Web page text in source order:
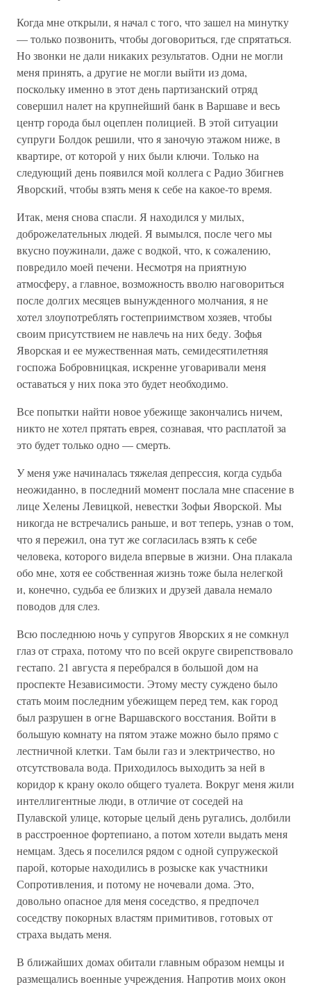
Когда мне открыли, я начал с того, что зашел на минутку
— только позвонить, чтобы договориться, где спрятаться.
Но звонки не дали никаких результатов. Одни не могли
меня принять, а другие не могли выйти из дома,
поскольку именно в этот день партизанский отряд
совершил налет на крупнейший банк в Варшаве и весь
центр города был оцеплен полицией. В этой ситуации
супруги Болдок решили, что я заночую этажом ниже, в
квартире, от которой у них были ключи. Только на
следующий день появился мой коллега с Радио Збигнев
Яворский, чтобы взять меня к себе на какое-то время.
Итак, меня снова спасли. Я находился у милых,
доброжелательных людей. Я вымылся, после чего мы
вкусно поужинали, даже с водкой, что, к сожалению,
повредило моей печени. Несмотря на приятную
атмосферу, а главное, возможность вволю наговориться
после долгих месяцев вынужденного молчания, я не
хотел злоупотреблять гостеприимством хозяев, чтобы
своим присутствием не навлечь на них беду. Зофья
Яворская и ее мужественная мать, семидесятилетняя
госпожа Бобровницкая, искренне уговаривали меня
оставаться у них пока это будет необходимо.
Все попытки найти новое убежище закончались ничем,
никто не хотел прятать еврея, сознавая, что расплатой за
это будет только одно — смерть.
У меня уже начиналась тяжелая депрессия, когда судьба
неожиданно, в последний момент послала мне спасение в
лице Хелены Левицкой, невестки Зофьи Яворской. Мы
никогда не встречались раньше, и вот теперь, узнав о том,
что я пережил, она тут же согласилась взять к себе
человека, которого видела впервые в жизни. Она плакала
обо мне, хотя ее собственная жизнь тоже была нелегкой
и, конечно, судьба ее близких и друзей давала немало
поводов для слез.
Всю последнюю ночь у супругов Яворских я не сомкнул
глаз от страха, потому что по всей округе свирепствовало
гестапо. 21 августа я перебрался в большой дом на
проспекте Независимости. Этому месту суждено было
стать моим последним убежищем перед тем, как город
был разрушен в огне Варшавского восстания. Войти в
большую комнату на пятом этаже можно было прямо с
лестничной клетки. Там были газ и электричество, но
отсутствовала вода. Приходилось выходить за ней в
коридор к крану около общего туалета. Вокруг меня жили
интеллигентные люди, в отличие от соседей на
Пулавской улице, которые целый день ругались, долбили
в расстроенное фортепиано, а потом хотели выдать меня
немцам. Здесь я поселился рядом с одной супружеской
парой, которые находились в розыске как участники
Сопротивления, и потому не ночевали дома. Это,
довольно опасное для меня соседство, я предпочел
соседству покорных властям примитивов, готовых от
страха выдать меня.
В ближайших домах обитали главным образом немцы и
размещались военные учреждения. Напротив моих окон